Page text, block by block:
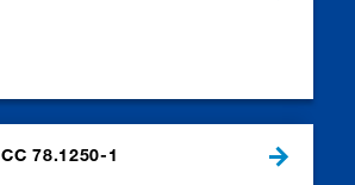
CC 78.1250-1